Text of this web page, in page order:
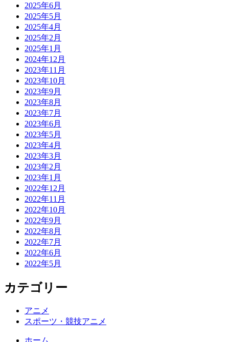
2025年6月
2025年5月
2025年4月
2025年2月
2025年1月
2024年12月
2023年11月
2023年10月
2023年9月
2023年8月
2023年7月
2023年6月
2023年5月
2023年4月
2023年3月
2023年2月
2023年1月
2022年12月
2022年11月
2022年10月
2022年9月
2022年8月
2022年7月
2022年6月
2022年5月
カテゴリー
アニメ
スポーツ・競技アニメ